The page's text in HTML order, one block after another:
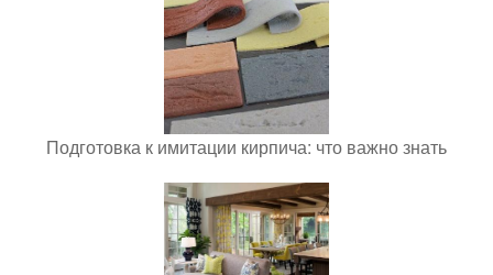
Подготовка к имитации кирпича: что важно знать